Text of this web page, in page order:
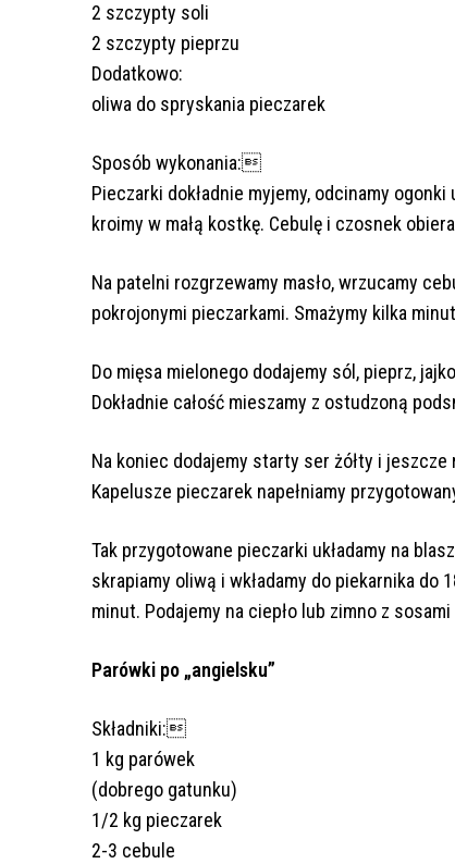
2 szczypty soli
2 szczypty pieprzu
Dodatkowo:
oliwa do spryskania pieczarek
Sposób wykonania:
Pieczarki dokładnie myjemy, odcinamy
kroimy w małą kostkę. Cebulę i czosnek
Na patelni rozgrzewamy masło, wrzucamy
pokrojonymi pieczarkami. Smażymy kilka
Do mięsa mielonego dodajemy sól, pieprz,
Dokładnie całość mieszamy z ostudzoną
Na koniec dodajemy starty ser żółty i
Kapelusze pieczarek napełniamy
Tak przygotowane pieczarki układamy na
skrapiamy oliwą i wkładamy do piekarnika do
minut. Podajemy na ciepło lub zimno z
Parówki po „angielsku”
Składniki:
1 kg parówek
(dobrego gatunku)
1/2 kg pieczarek
2-3 cebule